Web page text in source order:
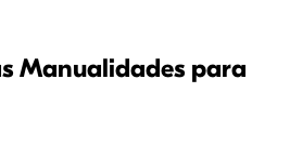
Manualidades para